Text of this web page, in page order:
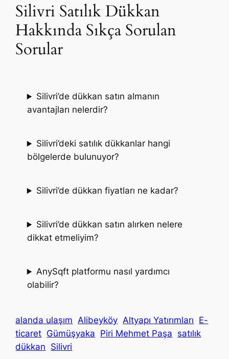
Silivri Satılık Dükkan
Hakkında Sıkça Sorulan
Sorular
Silivri’de dükkan satın almanın
avantajları nelerdir?
Silivri’deki satılık dükkanlar hangi
bölgelerde bulunuyor?
Silivri’de dükkan fiyatları ne kadar?
Silivri’de dükkan satın alırken nelere
dikkat etmeliyim?
AnySqft platformu nasıl yardımcı
olabilir?
alanda ulaşım Alibeyköy Altyapı Yatırımları E-
ticaret Gümüşyaka Piri Mehmet Paşa satılık
dükkan Silivri